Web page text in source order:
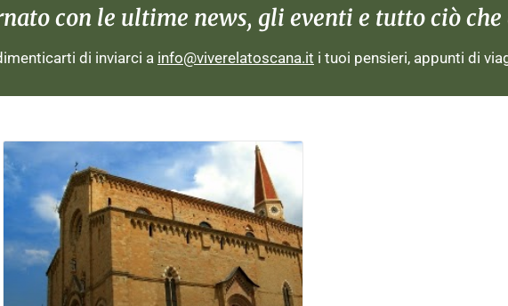
con le ultime news, gli eventi e tutto ciò che
di inviarci a info@viverelatoscana.it i tuoi pensieri, appunti di